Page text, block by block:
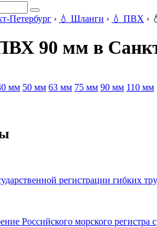
Петербург › 💧 Шланги › 💧 ПВХ ›
90 мм в
мм 50 мм 63 мм 75 мм 90 мм 110 мм
регистрации гибких
Российского морского регистра